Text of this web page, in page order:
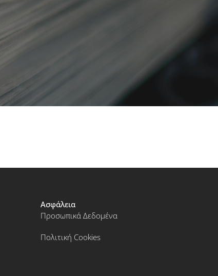
Ασφάλεια
Προσωπικά Δεδομένα
Πολιτική Cookies